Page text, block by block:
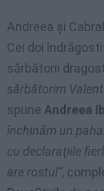
Andreea şi
Cei doi
sărbătorii
sărbătorim
spune Andreea
închinăm un
cu declaraţiile
are rostul”,